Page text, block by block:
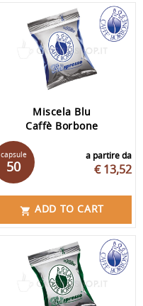
Miscela Blu
Caffè Borbone
a partire da
€ 13,52
capsule
50
 ADD TO CART